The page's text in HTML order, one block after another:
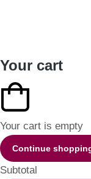
Your cart
Your cart is empty
Continue
Subtotal